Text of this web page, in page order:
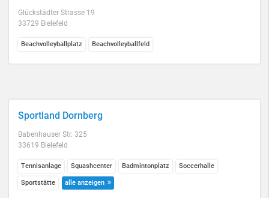
Glückstädter Strasse 19
33729 Bielefeld
Beachvolleyballplatz Beachvolleyballfeld
Sportland Dornberg
Babenhauser Str. 325
33619 Bielefeld
Tennisanlage Squashcenter Badmintonplatz Soccerhalle
Sportstätte alle anzeigen